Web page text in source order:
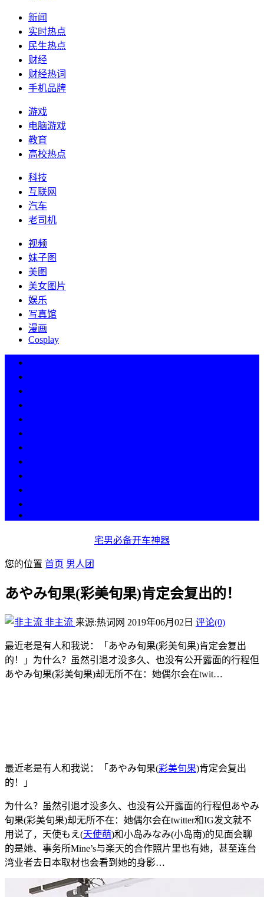
新闻
实时热点
民生热点
财经
财经热词
手机品牌
游戏
电脑游戏
教育
高校热点
科技
互联网
汽车
老司机
视频
妹子图
美图
美女图片
娱乐
写真馆
漫画
Cosplay
宅男必备开车神器
您的位置 首页 男人团
あやみ旬果(彩美旬果)肯定会复出的！
非主流 来源:热词网 2019年06月02日 评论(0)
最近老是有人和我说：「あやみ旬果(彩美旬果)肯定会复出
的！」为什么？虽然引退才没多久、也没有公开露面的行程但
あやみ旬果(彩美旬果)却无所不在：她偶尔会在twit…
最近老是有人和我说：「あやみ旬果(彩美旬果)肯定会复出
的！」
为什么？虽然引退才没多久、也没有公开露面的行程但あやみ
旬果(彩美旬果)却无所不在：她偶尔会在twitter和IG发文就不
用说了，天使もえ(天使萌)和小岛みなみ(小岛南)的见面会聊
的是她、事务所Mine’s与楽天的合作照片里也有她，甚至连台
湾业者去日本取材也会看到她的身影…